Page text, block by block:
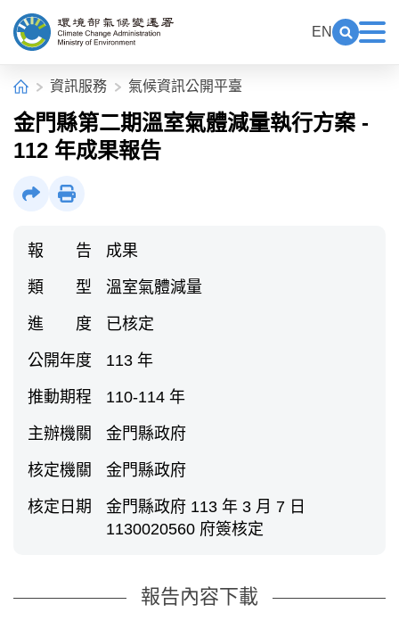
EN
首頁資訊服務 氣候資訊公開平臺
金門縣第二期溫室氣體減量執行方案 -
112 年成果報告
報 告 成果
類 型 溫室氣體減量
進 度 已核定
公開年度 113 年
推動期程 110-114 年
主辦機關 金門縣政府
核定機關 金門縣政府
核定日期
金門縣政府 113 年 3 月 7 日
1130020560 府簽核定
報告內容下載